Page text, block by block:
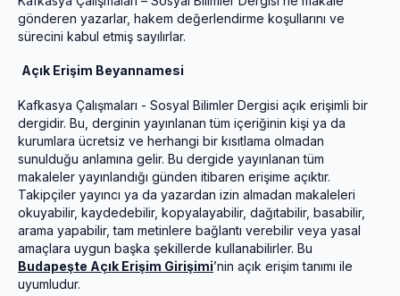
gönderen yazarlar, hakem değerlendirme koşullarını ve
sürecini kabul etmiş sayılırlar.
Açık Erişim Beyannamesi
Kafkasya Çalışmaları - Sosyal Bilimler Dergisi açık erişimli bir
dergidir. Bu, derginin yayınlanan tüm içeriğinin kişi ya da
kurumlara ücretsiz ve herhangi bir kısıtlama olmadan
sunulduğu anlamına gelir. Bu dergide yayınlanan tüm
makaleler yayınlandığı günden itibaren erişime açıktır.
Takipçiler yayıncı ya da yazardan izin almadan makaleleri
okuyabilir, kaydedebilir, kopyalayabilir, dağıtabilir, basabilir,
arama yapabilir, tam metinlere bağlantı verebilir veya yasal
amaçlara uygun başka şekillerde kullanabilirler. Bu
Budapeşte Açık Erişim Girişimi’nin açık erişim tanımı ile
uyumludur.